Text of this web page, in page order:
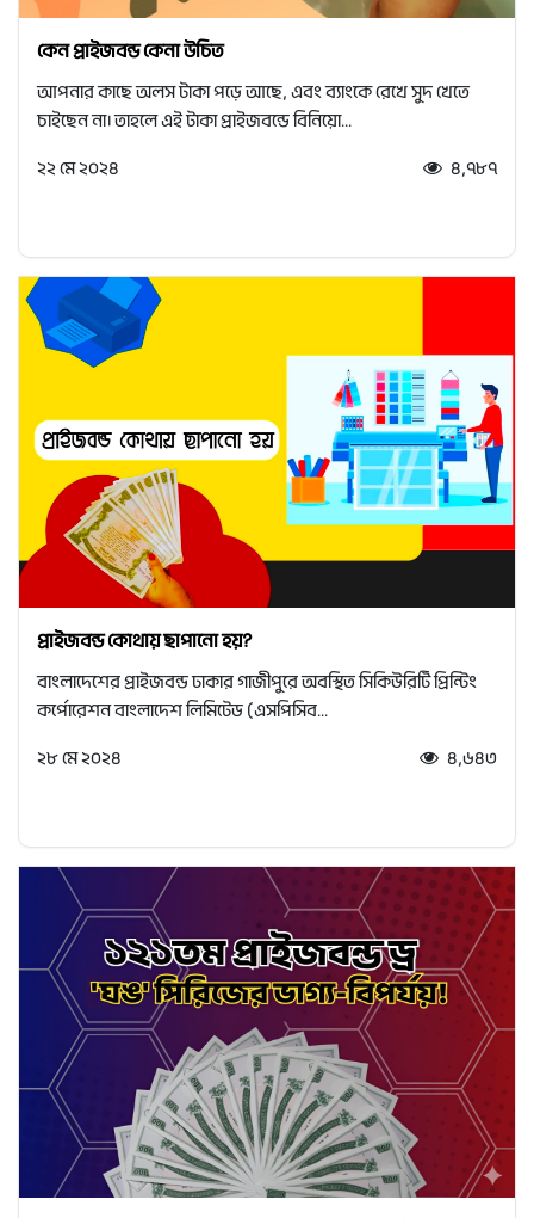
কেন প্রাইজবন্ড কেনা উচিত
আপনার কাছে অলস টাকা পড়ে আছে, এবং ব্যাংকে রেখে সুদ খেতে
চাইছেন না। তাহলে এই টাকা প্রাইজবন্ডে বিনিয়ো...
২২ মে ২০২৪
৪,৭৮৭
প্রাইজবন্ড কোথায় ছাপানো হয়?
বাংলাদেশের প্রাইজবন্ড ঢাকার গাজীপুরে অবস্থিত সিকিউরিটি প্রিন্টিং
কর্পোরেশন বাংলাদেশ লিমিটেড (এসপিসিব...
২৮ মে ২০২৪
৪,৬৪৩